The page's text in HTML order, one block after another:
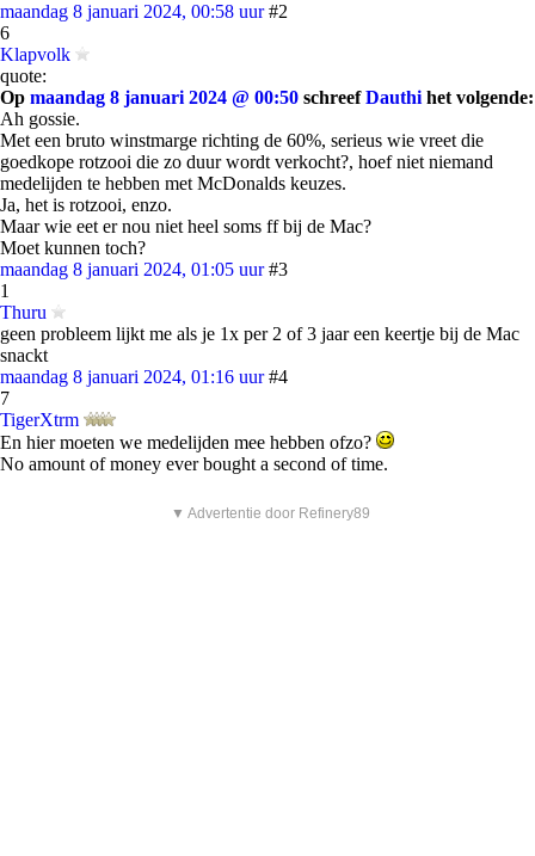
maandag 8 januari 2024, 00:58 uur #2
6
Klapvolk
quote:
Op maandag 8 januari 2024 @ 00:50 schreefDauthi het volgende:
Ah gossie.
Met een bruto winstmarge richting de 60%, serieus wie vreet die
goedkope rotzooi die zo duur wordt verkocht?, hoef niet niemand
medelijden te hebben met McDonalds keuzes.
Ja, het is rotzooi, enzo.
Maar wie eet er nou niet heel soms ff bij de Mac?
Moet kunnen toch?
maandag 8 januari 2024, 01:05 uur #3
1
Thuru
geen probleem lijkt me als je 1x per 2 of 3 jaar een keertje bij de Mac
snackt
maandag 8 januari 2024, 01:16 uur #4
7
TigerXtrm
En hier moeten we medelijden mee hebben ofzo?
No amount of money ever bought a second of time.
▼ Advertentie door Refinery89